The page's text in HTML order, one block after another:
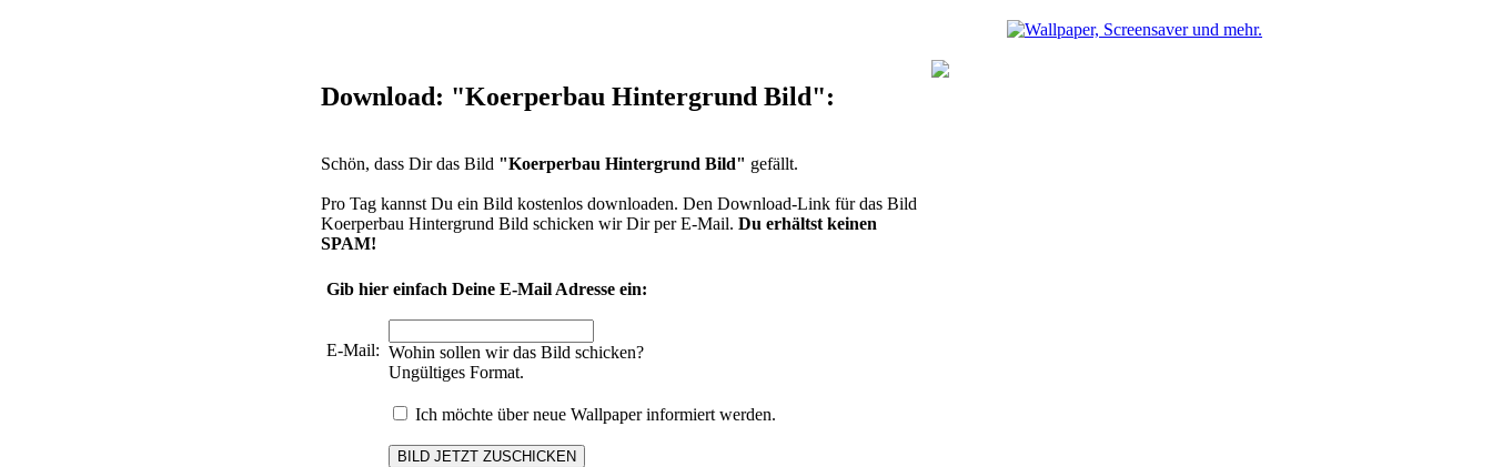
Download: "Koerperbau Hintergrund Bild":
Schön, dass Dir das Bild "Koerperbau Hintergrund Bild" gefällt.
Pro Tag kannst Du ein Bild kostenlos downloaden. Den Download-Link für das Bild
Koerperbau Hintergrund Bild schicken wir Dir per E-Mail. Du erhältst keinen
SPAM!
Gib hier einfach Deine E-Mail Adresse ein:
E-Mail: Wohin sollen wir das Bild schicken?
Ungültiges Format.
Ich möchte über neue Wallpaper informiert werden.